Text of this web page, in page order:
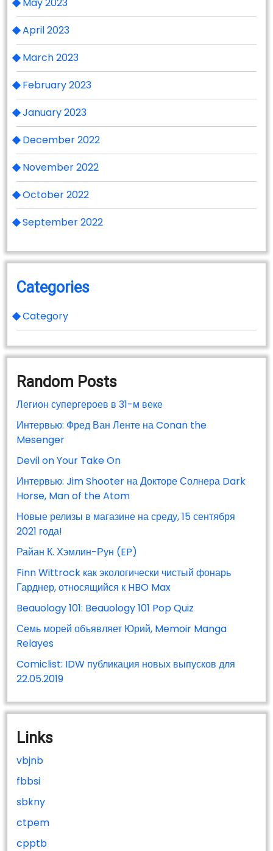
April 2023
March 2023
February 2023
January 2023
December 2022
November 2022
October 2022
September 2022
Categories
Category
Random Posts
Легион супергероев в 31-м веке
Интервью: Фред Ван Ленте на Conan the
Mesenger
Devil on Your Take On
Интервью: Jim Shooter на Докторе Солнера Dark
Horse, Man of the Atom
Новые релизы в магазине на среду, 15 сентября
2021 года!
Райан К. Хэмлин-Рун (EP)
Finn Wittrock как экологически чистый фонарь
Гарднер, относящийся к HBO Max
Beauology 101: Beauology 101 Pop Quiz
Семь морей объявляет Юрий, Memoir Manga
Relayes
Comiclist: IDW публикация новых выпусков для
22.05.2019
Links
vbjnb
fbbsi
sbkny
ctpem
cpptb